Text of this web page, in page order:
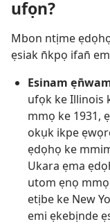
ufọn?
Mbon ntịme
ẹsiak n̄kpọ ifan̄
Esinam
ufọk ke Illinois
mmọ ke 1931,
okụk ikpe
ẹdọhọ ke
Ukara ẹma
utom ẹnọ
etịbe ke New
emi ẹkebịnde